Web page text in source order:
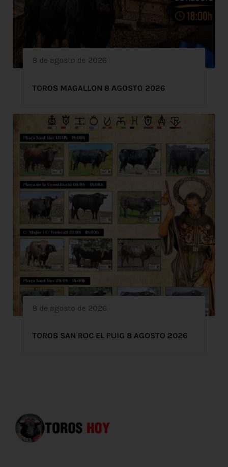
8 de agosto de 2026
TOROS MAGALLON 8 AGOSTO 2026
8 de agosto de 2026
TOROS SAN ROC EL PUIG 8 AGOSTO 2026